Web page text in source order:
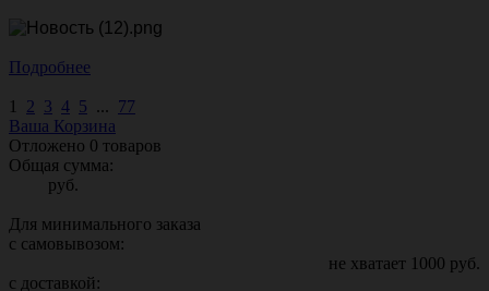
Подробнее
1 2 3 4 5 ... 77
Ваша Корзина
Отложено 0 товаров
Общая сумма:
руб.
Для минимального заказа
с самовывозом:
не хватает 1000 руб.
с доставкой: